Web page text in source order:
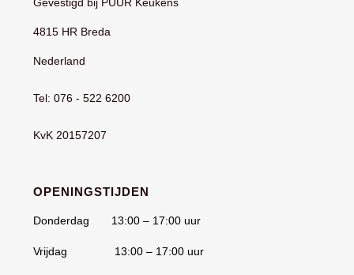
4815 HR Breda
Nederland
Tel: 076 - 522 6200
KvK 20157207
OPENINGSTIJDEN
Donderdag 13:00 – 17:00 uur
Vrijdag 13:00 – 17:00 uur